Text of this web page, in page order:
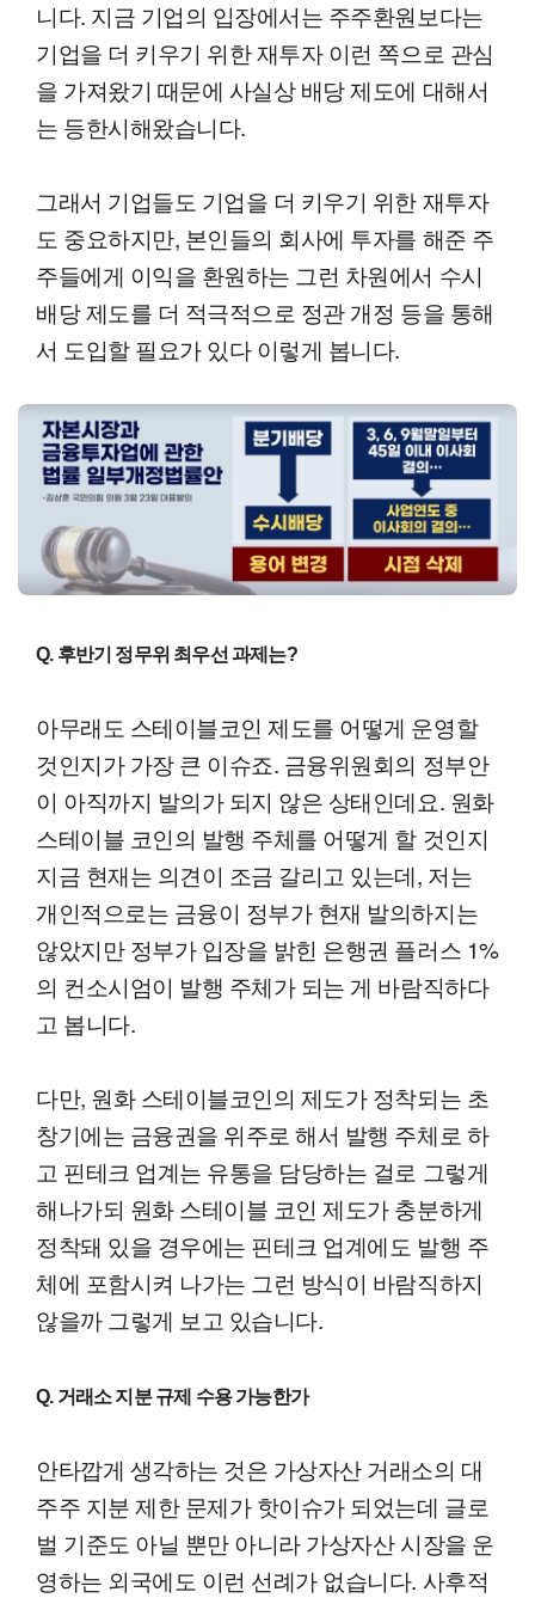
니다. 지금 기업의 입장에서는 주주환원보다는
기업을 더 키우기 위한 재투자 이런 쪽으로 관심
을 가져왔기 때문에 사실상 배당 제도에 대해서
는 등한시해왔습니다.
그래서 기업들도 기업을 더 키우기 위한 재투자
도 중요하지만, 본인들의 회사에 투자를 해준 주
주들에게 이익을 환원하는 그런 차원에서 수시
배당 제도를 더 적극적으로 정관 개정 등을 통해
서 도입할 필요가 있다 이렇게 봅니다.
Q. 후반기 정무위 최우선 과제는?
아무래도 스테이블코인 제도를 어떻게 운영할
것인지가 가장 큰 이슈죠. 금융위원회의 정부안
이 아직까지 발의가 되지 않은 상태인데요. 원화
스테이블 코인의 발행 주체를 어떻게 할 것인지
지금 현재는 의견이 조금 갈리고 있는데, 저는
개인적으로는 금융이 정부가 현재 발의하지는
않았지만 정부가 입장을 밝힌 은행권 플러스 1%
의 컨소시엄이 발행 주체가 되는 게 바람직하다
고 봅니다.
다만, 원화 스테이블코인의 제도가 정착되는 초
창기에는 금융권을 위주로 해서 발행 주체로 하
고 핀테크 업계는 유통을 담당하는 걸로 그렇게
해나가되 원화 스테이블 코인 제도가 충분하게
정착돼 있을 경우에는 핀테크 업계에도 발행 주
체에 포함시켜 나가는 그런 방식이 바람직하지
않을까 그렇게 보고 있습니다.
Q. 거래소 지분 규제 수용 가능한가
안타깝게 생각하는 것은 가상자산 거래소의 대
주주 지분 제한 문제가 핫이슈가 되었는데 글로
벌 기준도 아닐 뿐만 아니라 가상자산 시장을 운
영하는 외국에도 이런 선례가 없습니다. 사후적